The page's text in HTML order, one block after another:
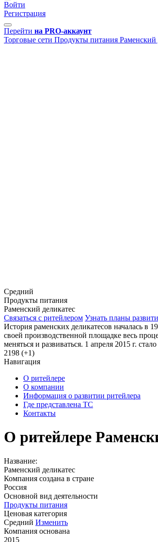
Войти
Регистрация
Перейти на PRO-аккаунт
Торговые сети Продукты питания Раменский
Средний
Продукты питания
Раменский деликатес
Связаться с ритейлером Узнать планы
История раменских деликатесов началась в
своей производственной площадке весь
меняться и развиваться. 1 апреля 2015 г.
2198 (+1)
Навигация
О ритейлере
О компании
Информация о развитии ритейлера
Где представлена ТС
Контакты
О ритейлере
Название:
Раменский деликатес
Компания создана в стране
Россия
Основной вид деятельности
Продукты питания
Ценовая категория
Средний Изменить
Компания основана
2015